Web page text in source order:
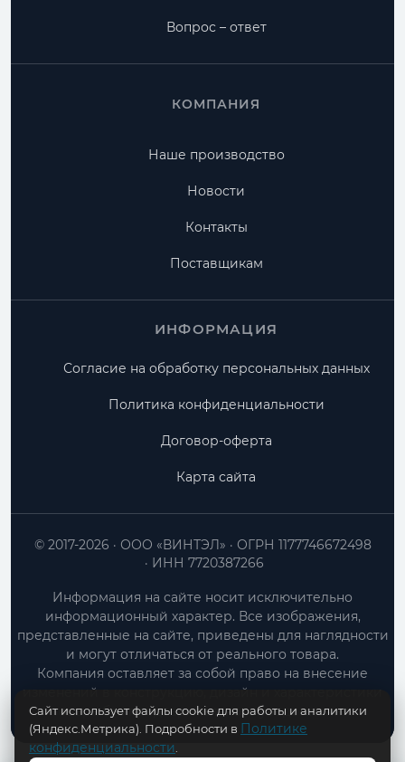
Вопрос – ответ
КОМПАНИЯ
Наше производство
Новости
Контакты
Поставщикам
ИНФОРМАЦИЯ
Согласие на обработку персональных данных
Политика конфиденциальности
Договор-оферта
Карта сайта
ООО «ВИНТЭЛ»
ОГРН 1177746672498
ИНН 7720387266
© 2017-2026
Информация на сайте носит исключительно
информационный характер. Все изображения,
представленные на сайте, приведены для наглядности
и могут отличаться от реального товара.
Компания оставляет за собой право на внесение
изменений в конструкцию, дизайн и характеристики
товара без предварительного уведомления.
Сайт использует файлы cookie для работы и аналитики
(Яндекс.Метрика). Подробности в Политике
конфиденциальности